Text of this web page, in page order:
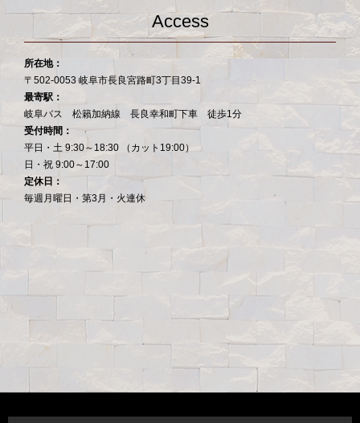
Access
所在地：
〒502-0053 岐阜市長良宮路町3丁目39-1
最寄駅：
岐阜バス 松籟加納線 長良幸和町下車 徒歩1分
受付時間：
平日・土 9:30～18:30 （カット19:00）
日・祝 9:00～17:00
定休日：
毎週月曜日・第3月・火連休